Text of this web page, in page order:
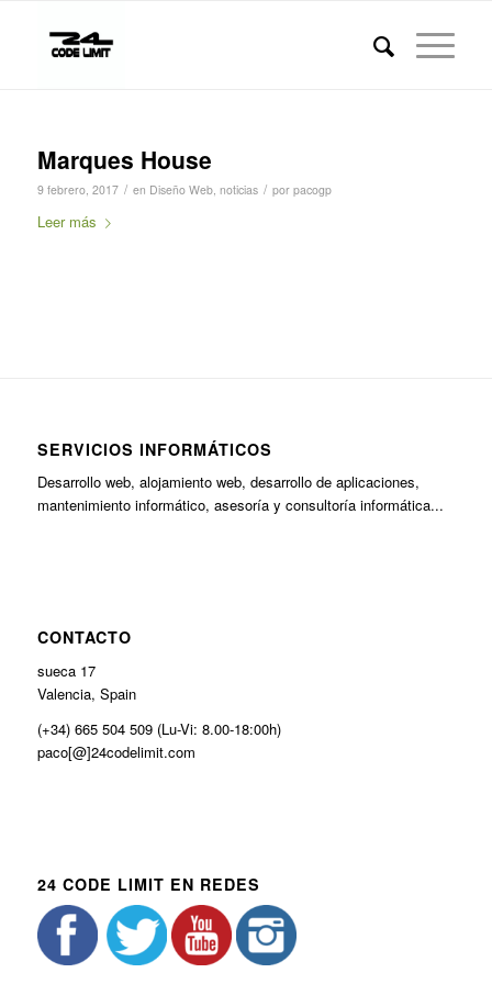
Marques House
9 febrero, 2017 / en Diseño Web, noticias / por pacogp
Leer más
SERVICIOS INFORMÁTICOS
Desarrollo web, alojamiento web, desarrollo de aplicaciones,
mantenimiento informático, asesoría y consultoría informática...
CONTACTO
sueca 17
Valencia, Spain
(+34) 665 504 509 (Lu-Vi: 8.00-18:00h)
paco[@]24codelimit.com
24 CODE LIMIT EN REDES